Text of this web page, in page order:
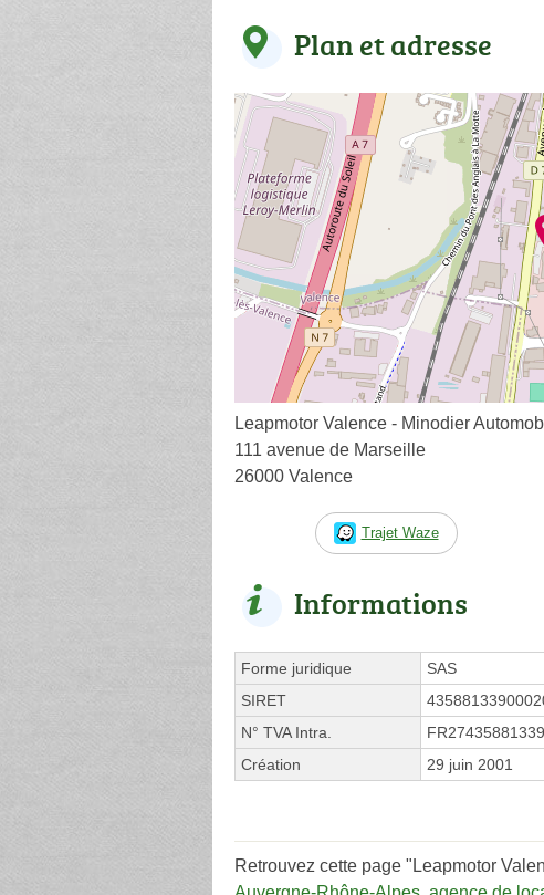
Plan et adresse
Leapmotor Valence - Minodier
111 avenue de Marseille
26000 Valence
Trajet Waze
Informations
Forme juridique
SAS
SIRET
N° TVA Intra.
FR27435881339
Création
29 juin 2001
Retrouvez cette page "Leapmotor